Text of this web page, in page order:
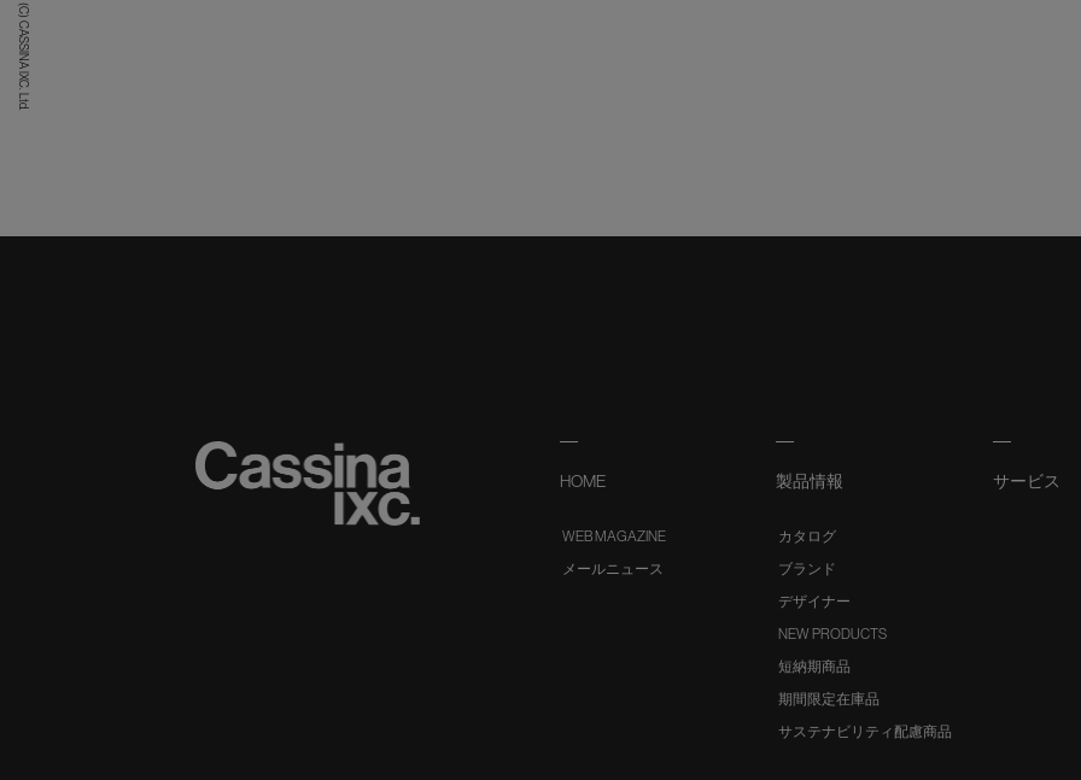
(C) CASSINA IXC. Ltd.
HOME
WEB MAGAZINE
メールニュース
製品情報
カタログ
ブランド
デザイナー
NEW PRODUCTS
短納期商品
期間限定在庫品
サステナビリティ配慮商品
サービス